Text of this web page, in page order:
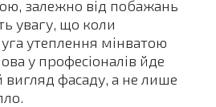
залежно від побажань
увагу, що коли
утеплення мінватою
у професіоналів йде
вигляд фасаду, а не лише